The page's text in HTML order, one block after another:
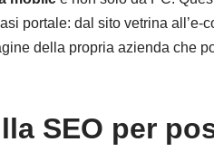
portale: dal sito vetrina all’e-
della propria azienda che
SEO per